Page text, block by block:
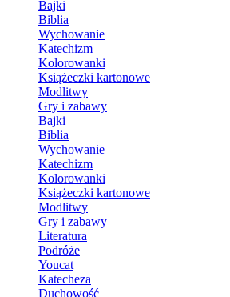
Bajki
Biblia
Wychowanie
Katechizm
Kolorowanki
Książeczki kartonowe
Modlitwy
Gry i zabawy
Bajki
Biblia
Wychowanie
Katechizm
Kolorowanki
Książeczki kartonowe
Modlitwy
Gry i zabawy
Literatura
Podróże
Youcat
Katecheza
Duchowość